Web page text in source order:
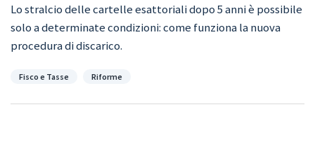
Lo stralcio delle cartelle esattoriali dopo 5 anni è possibile
solo a determinate condizioni: come funziona la nuova
procedura di discarico.
Categorie
Fisco e Tasse Riforme